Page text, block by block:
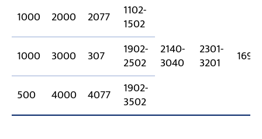
1000
2000 2077 1102-
1502
2140-
3040
2301-
3201 1698
1000 3000 307 1902-
2502
500
4000 4077 1902-
3502